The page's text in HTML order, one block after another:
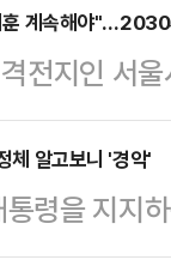
나타났다.
속의 한동
리는 초유
나는 것은
것이 그의
것인가.지
앙'으로 보
계속해야"…2030
전지인 서
의 대세론
를 5선으
움은 서울
보이는 탓
체 알고보니 '경악'
령을 지지
정체가 밝